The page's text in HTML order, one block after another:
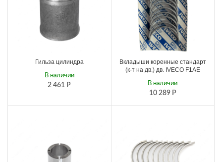
Гильза цилиндра
2 461 Р
В наличии
Вкладыши коренные стандарт
(к-т на дв.) дв. IVECO F1AE
10 289 Р
В наличии